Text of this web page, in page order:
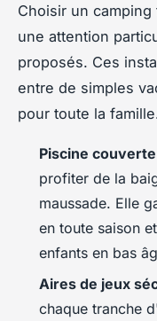
Choisir un
une attention
proposés. Ces
entre de simples
pour toute la
Piscine
profiter de la
maussade. Elle
en toute saison
enfants en bas
Aires de jeux
chaque tranche